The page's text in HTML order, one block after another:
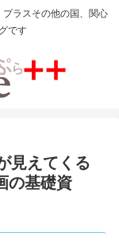
プラスその他の国、関心
です
見えてくる
の基礎資